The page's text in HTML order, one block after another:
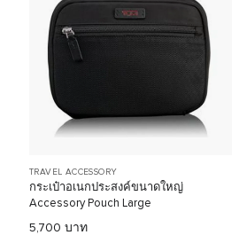
TRAVEL ACCESSORY
กระเป๋าอเนกประสงค์ขนาดใหญ่
Accessory Pouch Large
5,700 บาท